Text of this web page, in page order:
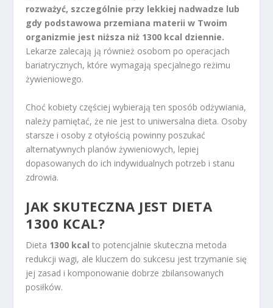
rozważyć, szczególnie przy lekkiej nadwadze lub
gdy podstawowa przemiana materii w Twoim
organizmie jest niższa niż 1300 kcal dziennie.
Lekarze zalecają ją również osobom po operacjach
bariatrycznych, które wymagają specjalnego reżimu
żywieniowego.
Choć kobiety częściej wybierają ten sposób odżywiania,
należy pamiętać, że nie jest to uniwersalna dieta. Osoby
starsze i osoby z otyłością powinny poszukać
alternatywnych planów żywieniowych, lepiej
dopasowanych do ich indywidualnych potrzeb i stanu
zdrowia.
JAK SKUTECZNA JEST DIETA
1300 KCAL?
Dieta 1300 kcal to potencjalnie skuteczna metoda
redukcji wagi, ale kluczem do sukcesu jest trzymanie się
jej zasad i komponowanie dobrze zbilansowanych
posiłków.